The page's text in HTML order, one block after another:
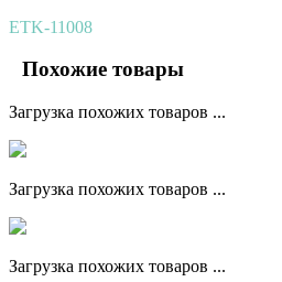
ETK-11008
Похожие товары
Загрузка похожих товаров ...
Загрузка похожих товаров ...
Загрузка похожих товаров ...